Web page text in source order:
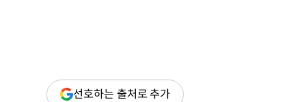
선호하는 출처로 추가(새